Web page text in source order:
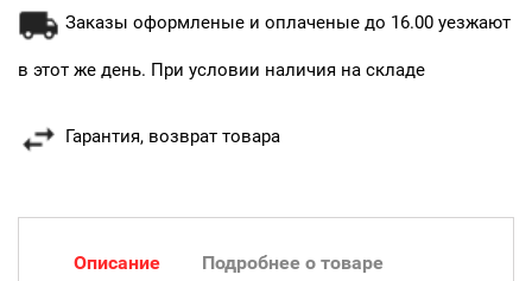
Заказы оформленые и оплаченые до 16.00 уезжают
в этот же день. При условии наличия на складе
Гарантия, возврат товара
Описание Подробнее о товаре